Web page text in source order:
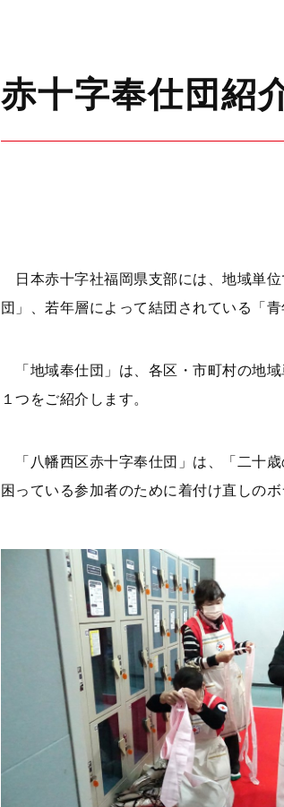
赤十字奉仕団紹
日本赤十字社福岡県支部には、地域単
団」、若年層によって結団されている「
「地域奉仕団」は、各区・市町村の地
１つをご紹介します。
「八幡西区赤十字奉仕団」は、「二十
困っている参加者のために着付け直しのボ